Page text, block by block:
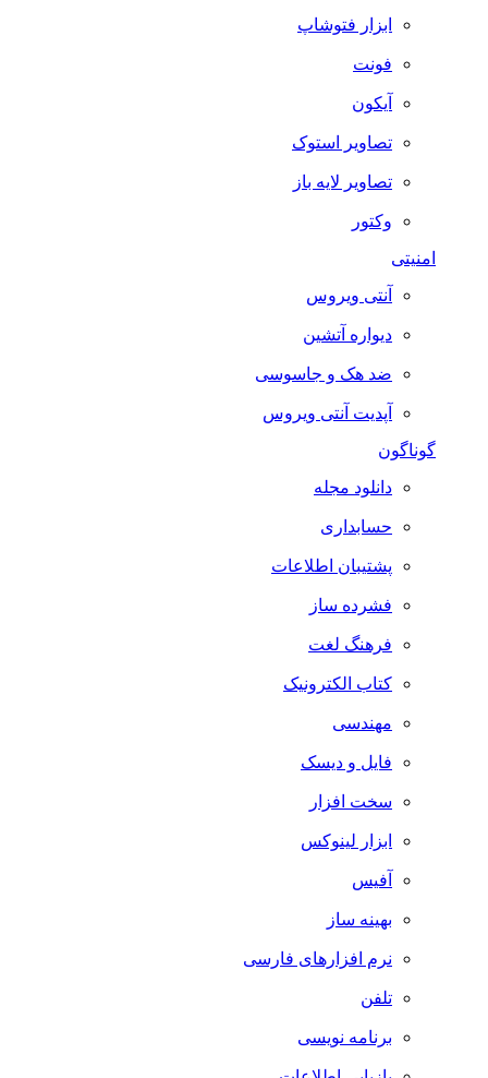
ابزار فتوشاپ
فونت
آیکون
تصاویر استوک
تصاویر لایه باز
وکتور
امنیتی
آنتی ویروس
دیواره آتشین
ضد هک و جاسوسی
آپدیت آنتی ویروس
گوناگون
دانلود مجله
حسابداری
پشتیبان اطلاعات
فشرده ساز
فرهنگ لغت
کتاب الکترونیک
مهندسی
فایل و دیسک
سخت افزار
ابزار لینوکس
آفیس
بهینه ساز
نرم افزارهای فارسی
تلفن
برنامه نویسی